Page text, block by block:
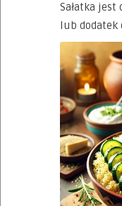
Sałatka jest
lub dodatek